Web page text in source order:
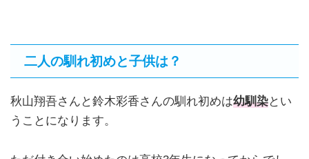
二人の馴れ初めと子供は？
秋山翔吾さんと鈴木彩香さんの馴れ初めは幼馴染とい
うことになります。